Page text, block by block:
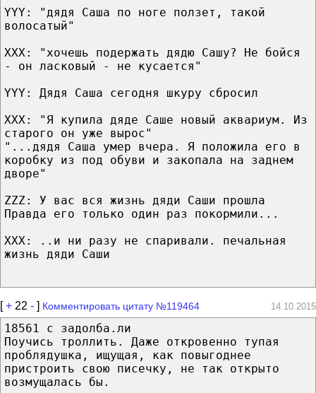
YYY: "дядя Саша по ноге ползет, такой
волосатый"
XXX: "хочешь подержать дядю Сашу? Не бойся
- он ласковый - не кусается"
YYY: Дядя Саша сегодня шкуру сбросил
XXX: "Я купила дяде Саше новый аквариум. Из
старого он уже вырос"
"...дядя Саша умер вчера. Я положила его в
коробку из под обуви и закопала на заднем
дворе"
ZZZ: У вас вся жизнь дяди Саши прошла
Правда его только один раз покормили...
XXX: ..и ни разу не спаривали. печальная
жизнь дяди Саши
[+ 22 - ] Комментировать цитату №119464 14.10.2015
18561 с задолба.ли
Поучись троллить. Даже откровенно тупая
проблядушка, ищущая, как повыгоднее
пристроить свою писечку, не так открыто
возмущалась бы.